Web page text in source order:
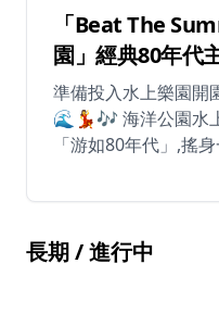
「Beat The
園」經典80年代
準備投入水上樂園開
🌊💃🎶 海洋公園水上樂園以經典80年代為主題
「游如80年代」,搖
的消暑盛事！ 🎵 CANTON BEATS【夜】 7月4日
期日下午6時30分至
長期 / 進行中